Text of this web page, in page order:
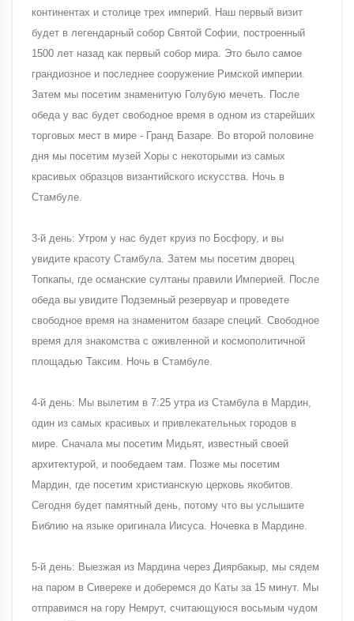
континентах и столице трех империй. Наш первый визит
будет в легендарный собор Святой Софии, построенный
1500 лет назад как первый собор мира. Это было самое
грандиозное и последнее сооружение Римской империи.
Затем мы посетим знаменитую Голубую мечеть. После
обеда у вас будет свободное время в одном из старейших
торговых мест в мире - Гранд Базаре. Во второй половине
дня мы посетим музей Хоры с некоторыми из самых
красивых образцов византийского искусства. Ночь в
Стамбуле.
3-й день: Утром у нас будет круиз по Босфору, и вы
увидите красоту Стамбула. Затем мы посетим дворец
Топкапы, где османские султаны правили Империей. После
обеда вы увидите Подземный резервуар и проведете
свободное время на знаменитом базаре специй. Свободное
время для знакомства с оживленной и космополитичной
площадью Таксим. Ночь в Стамбуле.
4-й день: Мы вылетим в 7:25 утра из Стамбула в Мардин,
один из самых красивых и привлекательных городов в
мире. Сначала мы посетим Мидьят, известный своей
архитектурой, и пообедаем там. Позже мы посетим
Мардин, где посетим христианскую церковь якобитов.
Сегодня будет памятный день, потому что вы услышите
Библию на языке оригинала Иисуса. Ночевка в Мардине.
5-й день: Выезжая из Мардина через Диярбакыр, мы сядем
на паром в Сивереке и доберемся до Каты за 15 минут. Мы
отправимся на гору Немрут, считающуюся восьмым чудом